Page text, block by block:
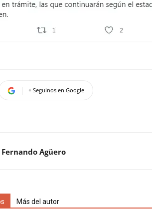
+ Seguinos en Google
Fernando Agüero
Más del autor